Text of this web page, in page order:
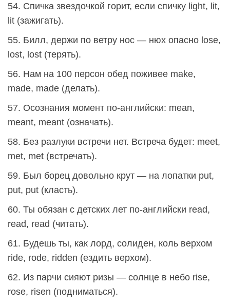
54. Спичка звездочкой горит, если спичку light, lit,
lit (зажигать).
55. Билл, держи по ветру нос — нюх опасно lose,
lost, lost (терять).
56. Нам на 100 персон обед поживее make,
made, made (делать).
57. Осознания момент по-английски: mean,
meant, meant (означать).
58. Без разлуки встречи нет. Встреча будет: meet,
met, met (встречать).
59. Был борец довольно крут — на лопатки put,
put, put (класть).
60. Ты обязан с детских лет по-английски read,
read, read (читать).
61. Будешь ты, как лорд, солиден, коль верхом
ride, rode, ridden (ездить верхом).
62. Из парчи сияют ризы — солнце в небо rise,
rose, risen (подниматься).